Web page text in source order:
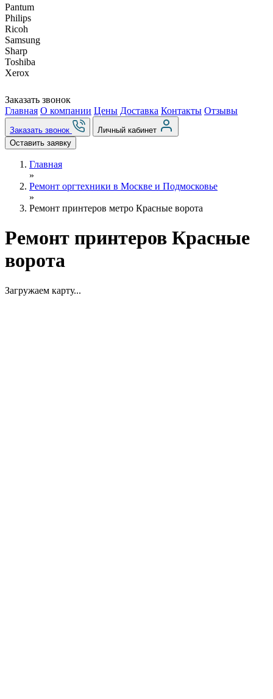
Pantum
Philips
Ricoh
Samsung
Sharp
Toshiba
Xerox
Заказать звонок
Главная О компании Цены Доставка Контакты Отзывы
Заказать звонок
Личный кабинет
Оставить заявку
Главная
»
Ремонт оргтехники в Москве и Подмосковье
»
Ремонт принтеров метро Красные ворота
Ремонт принтеров Красные
ворота
Загружаем карту...